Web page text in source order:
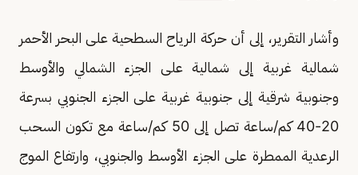
وأشار التقرير، إلى أن حركة الرياح السطحية على البحر الأحمر
شمالية غربية إلى شمالية على الجزء الشمالي والأوسط
وجنوبية شرقية إلى جنوبية غربية على الجزء الجنوبي بسرعة
20-40 كم/ساعة تصل إلى 50 كم/ساعة مع تكون السحب
الرعدية الممطرة على الجزء الأوسط والجنوبي، وارتفاع الموج